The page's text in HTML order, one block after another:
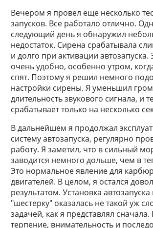
Вечером я провел еще несколько
запусков. Все работало отлично.
следующий день я обнаружил
недостаток. Сирена срабатывала
и долго при активации
очень удобно, особенно утром,
спят. Поэтому я решил немного
настройки сирены. Я уменьшил
длительность звукового сигнала, и
срабатывает только на несколько
В дальнейшем я продолжал
систему автозапуска, регулярно
работу. Я заметил, что в сильный
заводится немного дольше, чем в
Это нормальное явление для
двигателей. В целом, я остался
результатом. Установка
"шестерку" оказалась не такой уж
задачей, как я представлял сначала.
терпение, внимательность и